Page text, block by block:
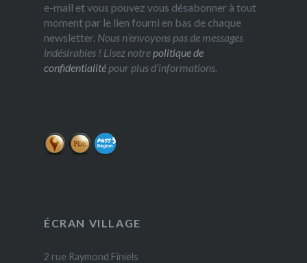
e-mail et vous pouvez vous désabonner à tout
moment par le lien fourni en bas de chaque
newsletter. Nous n’envoyons pas de messages
indésirables ! Lisez notrepolitique de
confidentialitépour plus d’informations.
ÉCRAN VILLAGE
2 rue Raymond Finiels